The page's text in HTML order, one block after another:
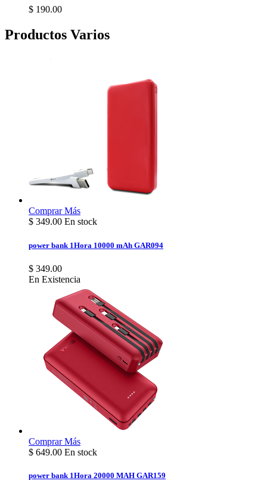
$ 190.00
Productos Varios
ComprarMás
$ 349.00 En stock
power bank 1Hora 10000 mAh GAR094
$ 349.00
En Existencia
ComprarMás
$ 649.00 En stock
power bank 1Hora 20000 MAH GAR159